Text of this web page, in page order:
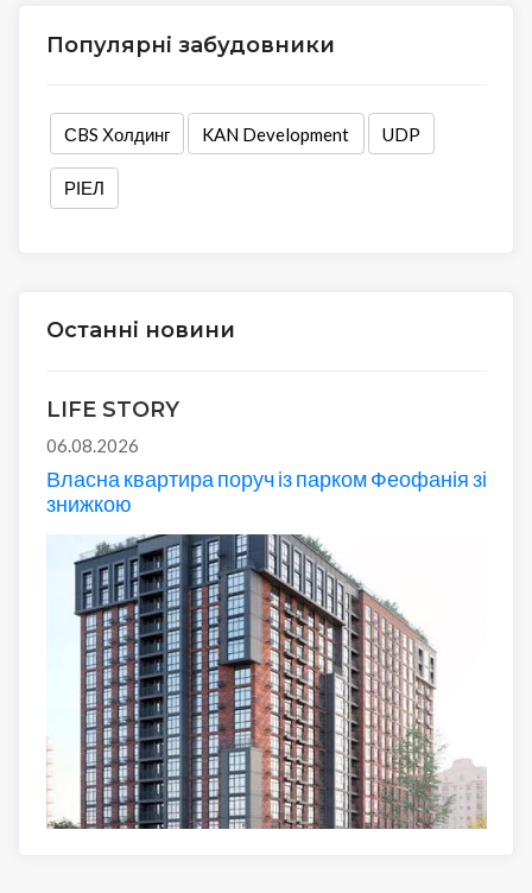
Популярні забудовники
СBS Холдинг KAN Development UDP
РІЕЛ
Останні новини
LIFE STORY
06.08.2026
Власна квартира поруч із парком Феофанія зі
знижкою